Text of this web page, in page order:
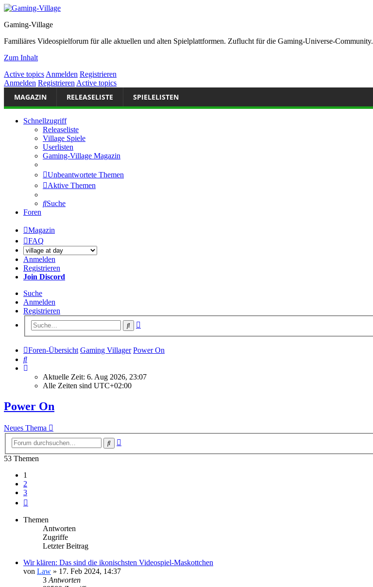
Gaming-Village
Familiäres Videospielforum für alle aktuellen und alten Spielplattformen. Zuflucht für die Gaming-Universe-Community.
Zum Inhalt
Active topics Anmelden Registrieren
Anmelden Registrieren Active topics
MAGAZIN RELEASELISTE SPIELELISTEN
Schnellzugriff
Releaseliste
Village Spiele
Userlisten
Gaming-Village Magazin
Unbeantwortete Themen
Aktive Themen
Suche
Foren
Magazin
FAQ
Anmelden
Registrieren
Join Discord
Suche
Anmelden
Registrieren
Suche
Foren-Übersicht Gaming Villager Power On
Suche
Aktuelle Zeit: 6. Aug 2026, 23:07
Alle Zeiten sind UTC+02:00
Power On
Neues Thema
Suche
53 Themen
1
2
3
Themen
Antworten
Zugriffe
Letzter Beitrag
Wir klären: Das sind die ikonischsten Videospiel-Maskottchen
von Law » 17. Feb 2024, 14:37
3 Antworten